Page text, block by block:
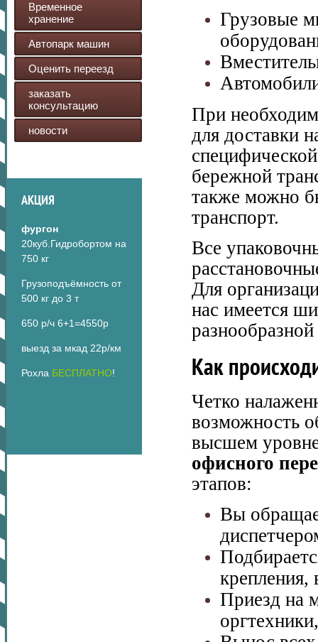
Грузовые
При
для доставки
бережной
также можно
транспорт.
Все
Для
нас имеется
Как
Четко
возможность
высшем
офисного
этапов:
Вы
крепления,
Приезд на
Временное
хранение
Автопарк машин
Оценить переезд
заказать
консультацию
новости
АКЦИЯ
фургон
20куб.Гидробортом на
750 кг
Грузоподъёмность от
500 кг до 3 т
650 р/ч 6+1=4550р
выезд за мкад 22р/км
Рохла БЕСПЛАТНО!